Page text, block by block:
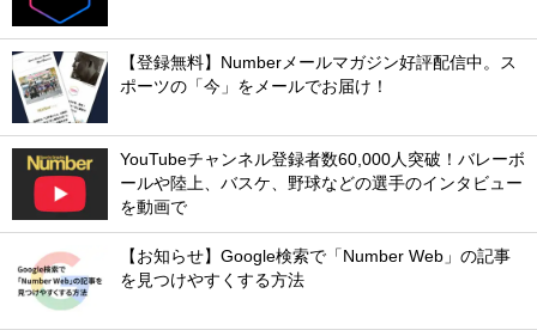
【登録無料】Numberメールマガジン好評配信中。ス
ポーツの「今」をメールでお届け！
YouTubeチャンネル登録者数60,000人突破！バレーボ
ールや陸上、バスケ、野球などの選手のインタビュー
を動画で
【お知らせ】Google検索で「Number Web」の記事
を見つけやすくする方法